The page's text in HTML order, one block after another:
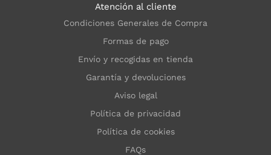
Atención al cliente
Condiciones Generales de Compra
Formas de pago
Envío y recogidas en tienda
Garantía y devoluciones
Aviso legal
Política de privacidad
Política de cookies
FAQs